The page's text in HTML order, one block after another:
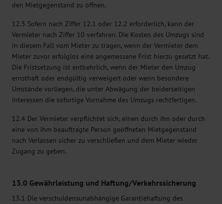
den Mietgegenstand zu öffnen.
12.3 Sofern nach Ziffer 12.1 oder 12.2 erforderlich, kann der
Vermieter nach Ziffer 10 verfahren. Die Kosten des Umzugs sind
in diesem Fall vom Mieter zu tragen, wenn der Vermieter dem
Mieter zuvor erfolglos eine angemessene Frist hierzu gesetzt hat.
Die Fristsetzung ist entbehrlich, wenn der Mieter den Umzug
ernsthaft oder endgültig verweigert oder wenn besondere
Umstände vorliegen, die unter Abwägung der beiderseitigen
Interessen die sofortige Vornahme des Umzugs rechtfertigen.
12.4 Der Vermieter verpflichtet sich, einen durch ihn oder durch
eine von ihm beauftragte Person geöffneten Mietgegenstand
nach Verlassen sicher zu verschließen und dem Mieter wieder
Zugang zu geben.
13.0 Gewährleistung und Haftung/Verkehrssicherung
13.1 Die verschuldensunabhängige Garantiehaftung des